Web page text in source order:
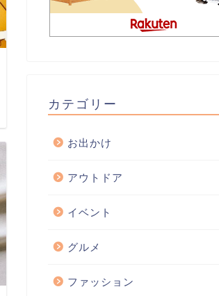
カテゴリー
お出かけ
アウトドア
イベント
グルメ
ファッション